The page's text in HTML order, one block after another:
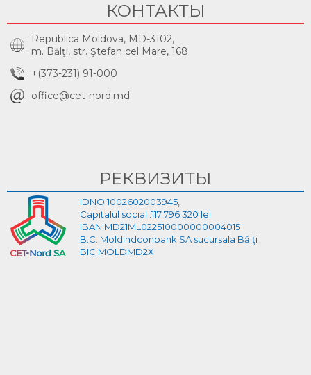
КОНТАКТЫ
Republica Moldova, MD-3102,
m. Bălţi, str. Ştefan cel Mare, 168
+(373-231) 91-000
office@cet-nord.md
РЕКВИЗИТЫ
IDNO 1002602003945,
Capitalul social :117 796 320 lei
IBAN:MD21ML022510000000004015
B.C. Moldindconbank SA sucursala Bălți
BIC MOLDMD2X